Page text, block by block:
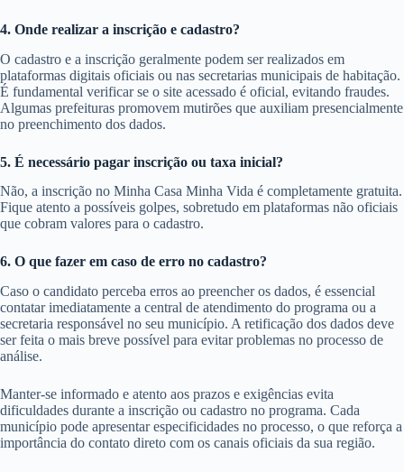
4. Onde realizar a inscrição e cadastro?
O cadastro e a inscrição geralmente podem ser realizados em
plataformas digitais oficiais ou nas secretarias municipais de habitação.
É fundamental verificar se o site acessado é oficial, evitando fraudes.
Algumas prefeituras promovem mutirões que auxiliam presencialmente
no preenchimento dos dados.
5. É necessário pagar inscrição ou taxa inicial?
Não, a inscrição no Minha Casa Minha Vida é completamente gratuita.
Fique atento a possíveis golpes, sobretudo em plataformas não oficiais
que cobram valores para o cadastro.
6. O que fazer em caso de erro no cadastro?
Caso o candidato perceba erros ao preencher os dados, é essencial
contatar imediatamente a central de atendimento do programa ou a
secretaria responsável no seu município. A retificação dos dados deve
ser feita o mais breve possível para evitar problemas no processo de
análise.
Manter-se informado e atento aos prazos e exigências evita
dificuldades durante a inscrição ou cadastro no programa. Cada
município pode apresentar especificidades no processo, o que reforça a
importância do contato direto com os canais oficiais da sua região.